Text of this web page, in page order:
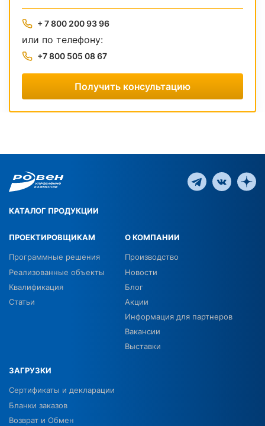
+ 7 800 200 93 96
или по телефону:
+7 800 505 08 67
Получить консультацию
КАТАЛОГ ПРОДУКЦИИ
ПРОЕКТИРОВЩИКАМ
Программные решения
Реализованные объекты
Квалификация
Статьи
О КОМПАНИИ
Производство
Новости
Блог
Акции
Информация для партнеров
Вакансии
Выставки
ЗАГРУЗКИ
Сертификаты и декларации
Бланки заказов
Возврат и Обмен